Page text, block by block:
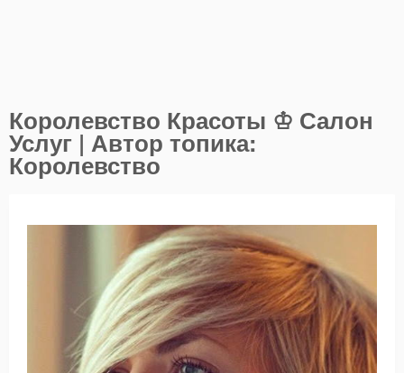
Королевство Красоты ♔ Салон
Услуг | Автор топика:
Королевство